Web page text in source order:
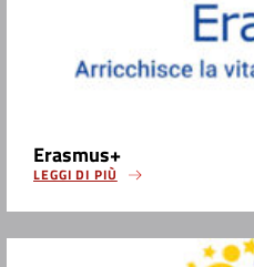
Erasmus+
LEGGI DI PIÙ